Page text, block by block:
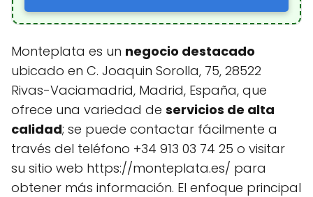
Monteplata es un negocio destacado
ubicado en C. Joaquin Sorolla, 75, 28522
Rivas-Vaciamadrid, Madrid, España, que
ofrece una variedad de servicios de alta
calidad; se puede contactar fácilmente a
través del teléfono +34 913 03 74 25 o visitar
su sitio web https://monteplata.es/ para
obtener más información. El enfoque principal